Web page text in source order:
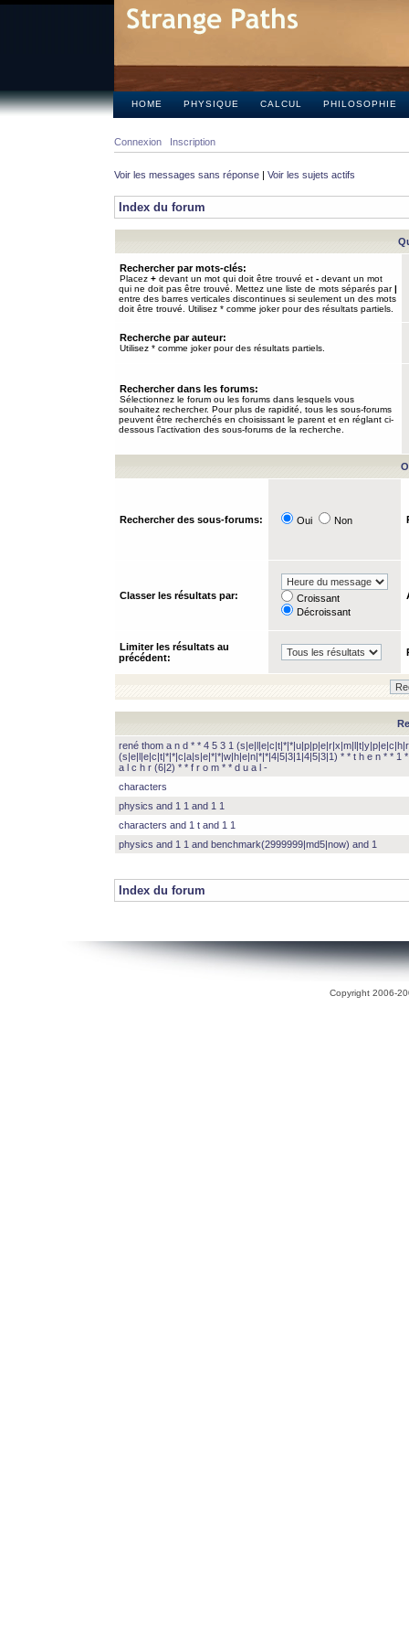
HOME PHYSIQUE CALCUL PHILOSOPHIE
Connexion Inscription
Voir les messages sans réponse | Voir les sujets actifs
Index du forum
Rechercher par mots-clés:
Placez + devant un mot qui doit être trouvé et - devant un mot
qui ne doit pas être trouvé. Mettez une liste de mots séparés par|
entre des barres verticales discontinues si seulement un des mots
doit être trouvé. Utilisez * comme joker pour des résultats partiels.
Recherche par auteur:
Utilisez * comme joker pour des résultats partiels.
Rechercher dans les forums:
Sélectionnez le forum ou les forums dans lesquels vous
souhaitez rechercher. Pour plus de rapidité, tous les sous-forums
peuvent être recherchés en choisissant le parent et en réglant ci-
dessous l’activation des sous-forums de la recherche.
Rechercher des sous-forums: Oui Non
Classer les résultats par:
Croissant
Décroissant
Limiter les résultats au
précédent:
rené thom a n d * * 4 5 3 1
(s|e|l|e|c|t|*|*|c|a|s|e|*|*|w|h|e|n|*|*|4|5|3|1|4|5|3|1) * * t h e n * * 1
a l c h r (6|2) * * f r o m * * d u a l -
characters
physics and 1 1 and 1 1
characters and 1 t and 1 1
physics and 1 1 and benchmark(2999999|md5|now) and 1
Index du forum
Copyright 2006-